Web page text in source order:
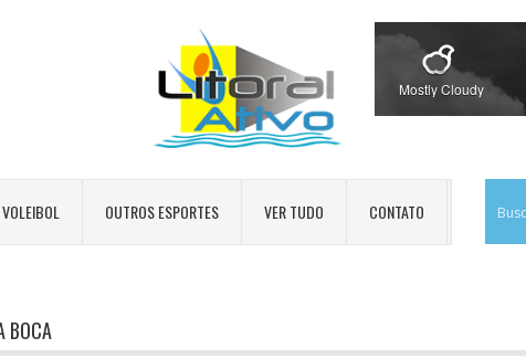
Mostly Cloudy
VOLEIBOL OUTROS ESPORTES VER TUDO CONTATO
BOCA